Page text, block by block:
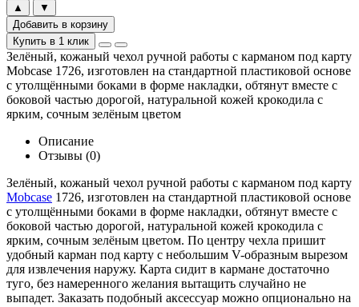
▲
▼
Добавить в корзину
Купить в 1 клик
Зелёный, кожаный чехол ручной работы с карманом под карту
Mobcase 1726, изготовлен на стандартной пластиковой основе
с утолщёнными боками в форме накладки, обтянут вместе с
боковой частью дорогой, натуральной кожей крокодила с
ярким, сочным зелёным цветом
Описание
Отзывы (0)
Зелёный, кожаный чехол ручной работы с карманом под карту
Mobcase 1726, изготовлен на стандартной пластиковой основе
с утолщёнными боками в форме накладки, обтянут вместе с
боковой частью дорогой, натуральной кожей крокодила с
ярким, сочным зелёным цветом. По центру чехла пришит
удобный карман под карту с небольшим V-образным вырезом
для извлечения наружу. Карта сидит в кармане достаточно
туго, без намеренного желания вытащить случайно не
выпадет. Заказать подобный аксессуар можно опционально на